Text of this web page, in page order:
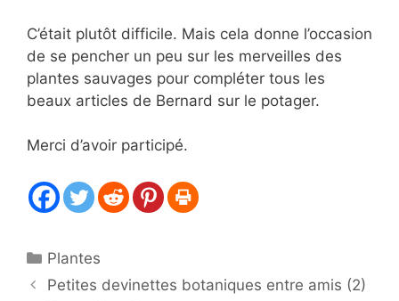
C’était plutôt difficile. Mais cela donne l’occasion
de se pencher un peu sur les merveilles des
plantes sauvages pour compléter tous les
beaux articles de Bernard sur le potager.
Merci d’avoir participé.
Catégories
Plantes
Petites devinettes botaniques entre amis (2)